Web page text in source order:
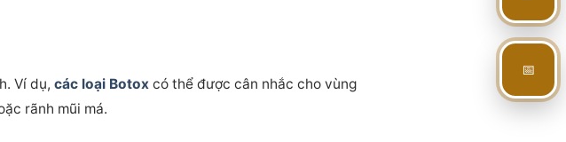
Ví dụ,các loại Botox có thể được cân nhắc cho vùng
rãnh mũi má.
📅